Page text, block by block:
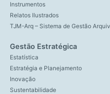
Instrumentos
Relatos Ilustrados
TJM-Arq – Sistema de Gestão
Gestão Estratégica
Estatística
Estratégia e Planejamento
Inovação
Sustentabilidade